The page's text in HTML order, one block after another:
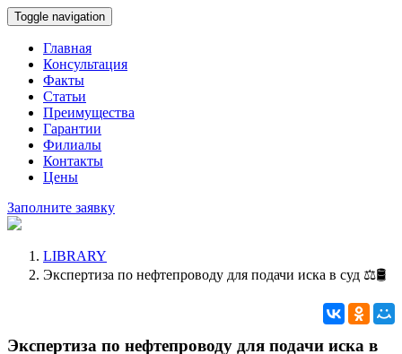
Toggle navigation
Главная
Консультация
Факты
Статьи
Преимущества
Гарантии
Филиалы
Контакты
Цены
Заполните заявку
LIBRARY
Экспертиза по нефтепроводу для подачи иска в суд ⚖🛢
Экспертиза по нефтепроводу для подачи иска в